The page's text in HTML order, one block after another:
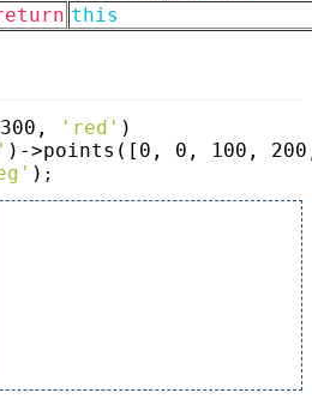
this
'red' )
) ->points([0, 0, 100,
) ;